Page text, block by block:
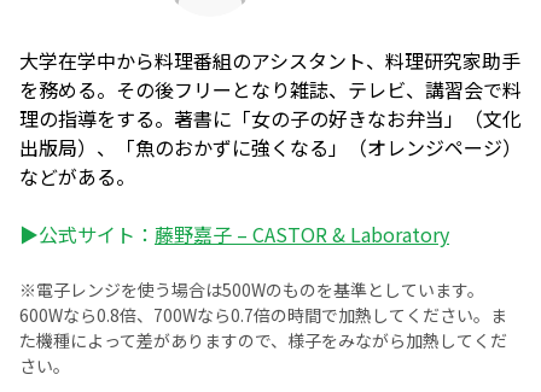
大学在学中から料理番組のアシスタント、料理研究家助手
を務める。その後フリーとなり雑誌、テレビ、講習会で料
理の指導をする。著書に「女の子の好きなお弁当」（文化
出版局）、「魚のおかずに強くなる」（オレンジページ）
などがある。
▶公式サイト： 藤野嘉子 – CASTOR & Laboratory
※電子レンジを使う場合は500Wのものを基準としています。
600Wなら0.8倍、700Wなら0.7倍の時間で加熱してください。ま
た機種によって差がありますので、様子をみながら加熱してくだ
さい。